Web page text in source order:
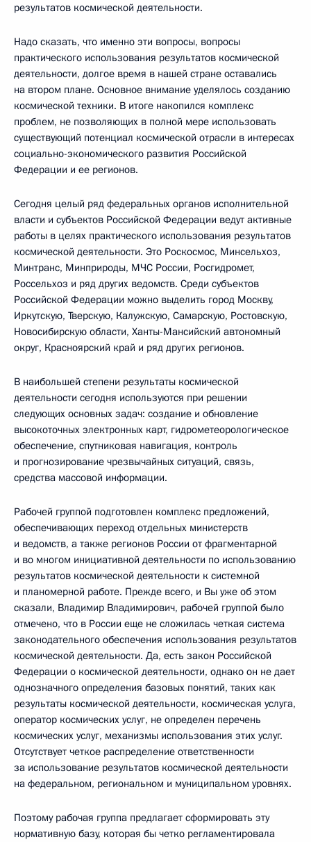
результатов космической деятельности.
Надо сказать, что именно эти вопросы, вопросы
практического использования результатов космической
деятельности, долгое время в нашей стране оставались
на втором плане. Основное внимание уделялось созданию
космической техники. В итоге накопился комплекс
проблем, не позволяющих в полной мере использовать
существующий потенциал космической отрасли в интересах
социально-экономического развития Российской
Федерации и ее регионов.
Сегодня целый ряд федеральных органов исполнительной
власти и субъектов Российской Федерации ведут активные
работы в целях практического использования результатов
космической деятельности. Это Роскосмос, Минсельхоз,
Минтранс, Минприроды, МЧС России, Росгидромет,
Россельхоз и ряд других ведомств. Среди субъектов
Российской Федерации можно выделить город Москву,
Иркутскую, Тверскую, Калужскую, Самарскую, Ростовскую,
Новосибирскую области, Ханты-Мансийский автономный
округ, Красноярский край и ряд других регионов.
В наибольшей степени результаты космической
деятельности сегодня используются при решении
следующих основных задач: создание и обновление
высокоточных электронных карт, гидрометеорологическое
обеспечение, спутниковая навигация, контроль
и прогнозирование чрезвычайных ситуаций, связь,
средства массовой информации.
Рабочей группой подготовлен комплекс предложений,
обеспечивающих переход отдельных министерств
и ведомств, а также регионов России от фрагментарной
и во многом инициативной деятельности по использованию
результатов космической деятельности к системной
и планомерной работе. Прежде всего, и Вы уже об этом
сказали, Владимир Владимирович, рабочей группой было
отмечено, что в России еще не сложилась четкая система
законодательного обеспечения использования результатов
космической деятельности. Да, есть закон Российской
Федерации о космической деятельности, однако он не дает
однозначного определения базовых понятий, таких как
результаты космической деятельности, космическая услуга,
оператор космических услуг, не определен перечень
космических услуг, механизмы использования этих услуг.
Отсутствует четкое распределение ответственности
за использование результатов космической деятельности
на федеральном, региональном и муниципальном уровнях.
Поэтому рабочая группа предлагает сформировать эту
нормативную базу, которая бы четко регламентировала